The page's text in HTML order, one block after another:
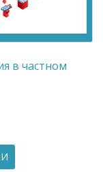
в частном